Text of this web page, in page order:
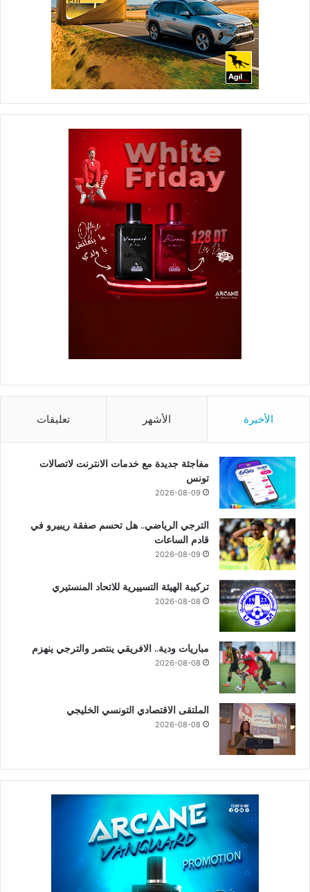
الأخيرة الأشهر تعليقات
مفاجئة جديدة مع خدمات الانترنت لاتصالات
تونس
2026-08-09
الترجي الرياضي.. هل تحسم صفقة ريبيرو في
قادم الساعات
2026-08-09
تركيبة الهيئة التسييرية للاتحاد المنستيري
2026-08-08
مباريات ودية.. الافريقي ينتصر والترجي ينهزم
2026-08-08
الملتقى الاقتصادي التونسي الخليجي
2026-08-08